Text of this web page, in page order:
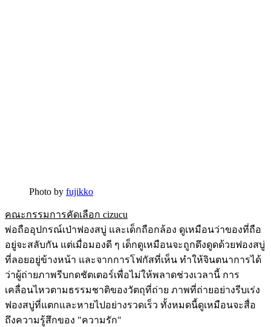
Photo by fujikko
คณะกรรมการคัดเลือก cizucu
พ่อถืออุปกรณ์เป่าฟองสบู่ และเด็กถือกล้อง ดูเหมือนว่าของที่ถือ
อยู่จะสลับกัน แต่เมื่อมองดี ๆ เด็กดูเหมือนจะถูกดึงดูดด้วยฟองสบู่
ที่ลอยอยู่ข้างหน้า และจากการโฟกัสที่เห็น ทำให้จินตนาการได้
ว่าผู้ถ่ายภาพรีบกดชัตเตอร์เพื่อไม่ให้พลาดช่วงเวลานี้ การ
เคลื่อนไหวตามธรรมชาติของวัตถุที่ถ่าย ภาพที่ถ่ายอย่างรีบเร่ง
ฟองสบู่ที่แตกและหายไปอย่างรวดเร็ว ทั้งหมดนี้ดูเหมือนจะสื่อ
ถึงความรู้สึกของ "ความรัก"